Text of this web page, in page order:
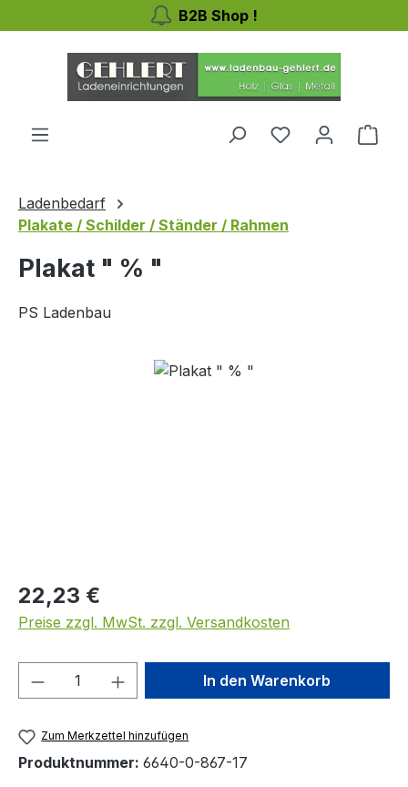
Zum Hauptinhalt springenB2B Shop !
Du hast 0
Ladenbedarf
Plakate / Schilder / Ständer / Rahmen
Plakat " % "
PS Ladenbau
Regulärer Preis:
22,23 €
Preise zzgl. MwSt. zzgl. Versandkosten
Produkt Anzahl: Gib denIn den Warenkorb
Zum Merkzettel hinzufügen
Produktnummer: 6640-0-867-17